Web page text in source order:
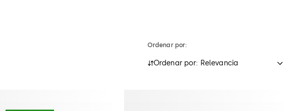
Ordenar por:
Ordenar por: Relevancia